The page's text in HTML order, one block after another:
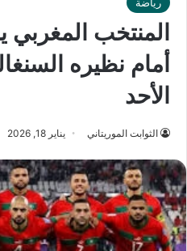
المنتخب المغربي
أمام نظيره
الأحد
الثوابت الموريتاني يناير 18, 2026